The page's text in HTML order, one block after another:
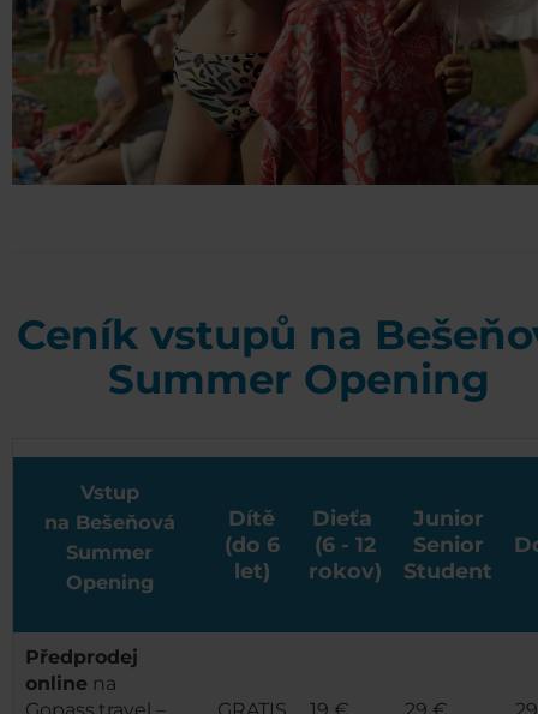
Ceník vstupů na
Summer Opening
Vstup
na Bešeňová
Summer
Opening
Dítě
(do 6
let)
Dieťa
(6 - 12
rokov)
Junior
Senior
Student
Předprodej
online na